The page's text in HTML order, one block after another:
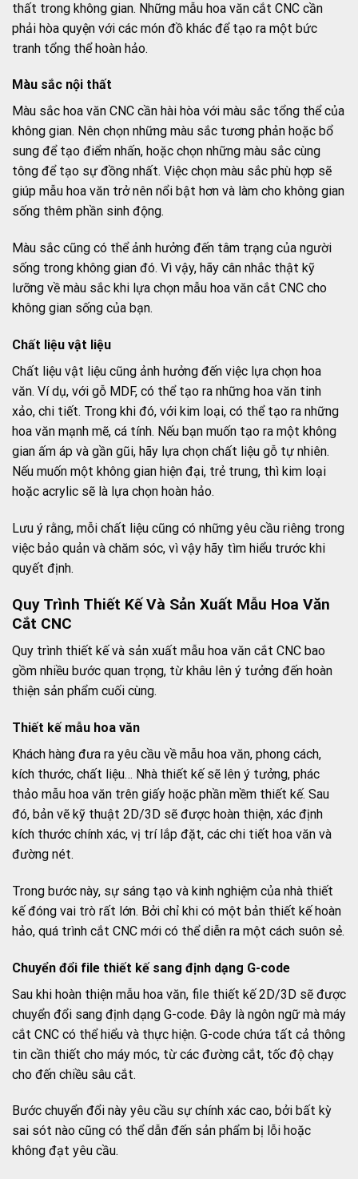
thất trong không gian. Những mẫu hoa văn cắt CNC cần
phải hòa quyện với các món đồ khác để tạo ra một bức
tranh tổng thể hoàn hảo.
Màu sắc nội thất
Màu sắc hoa văn CNC cần hài hòa với màu sắc tổng thể của
không gian. Nên chọn những màu sắc tương phản hoặc bổ
sung để tạo điểm nhấn, hoặc chọn những màu sắc cùng
tông để tạo sự đồng nhất. Việc chọn màu sắc phù hợp sẽ
giúp mẫu hoa văn trở nên nổi bật hơn và làm cho không gian
sống thêm phần sinh động.
Màu sắc cũng có thể ảnh hưởng đến tâm trạng của người
sống trong không gian đó. Vì vậy, hãy cân nhắc thật kỹ
lưỡng về màu sắc khi lựa chọn mẫu hoa văn cắt CNC cho
không gian sống của bạn.
Chất liệu vật liệu
Chất liệu vật liệu cũng ảnh hưởng đến việc lựa chọn hoa
văn. Ví dụ, với gỗ MDF, có thể tạo ra những hoa văn tinh
xảo, chi tiết. Trong khi đó, với kim loại, có thể tạo ra những
hoa văn mạnh mẽ, cá tính. Nếu bạn muốn tạo ra một không
gian ấm áp và gần gũi, hãy lựa chọn chất liệu gỗ tự nhiên.
Nếu muốn một không gian hiện đại, trẻ trung, thì kim loại
hoặc acrylic sẽ là lựa chọn hoàn hảo.
Lưu ý rằng, mỗi chất liệu cũng có những yêu cầu riêng trong
việc bảo quản và chăm sóc, vì vậy hãy tìm hiểu trước khi
quyết định.
Quy Trình Thiết Kế Và Sản Xuất Mẫu Hoa Văn
Cắt CNC
Quy trình thiết kế và sản xuất mẫu hoa văn cắt CNC bao
gồm nhiều bước quan trọng, từ khâu lên ý tưởng đến hoàn
thiện sản phẩm cuối cùng.
Thiết kế mẫu hoa văn
Khách hàng đưa ra yêu cầu về mẫu hoa văn, phong cách,
kích thước, chất liệu… Nhà thiết kế sẽ lên ý tưởng, phác
thảo mẫu hoa văn trên giấy hoặc phần mềm thiết kế. Sau
đó, bản vẽ kỹ thuật 2D/3D sẽ được hoàn thiện, xác định
kích thước chính xác, vị trí lắp đặt, các chi tiết hoa văn và
đường nét.
Trong bước này, sự sáng tạo và kinh nghiệm của nhà thiết
kế đóng vai trò rất lớn. Bởi chỉ khi có một bản thiết kế hoàn
hảo, quá trình cắt CNC mới có thể diễn ra một cách suôn sẻ.
Chuyển đổi file thiết kế sang định dạng G-code
Sau khi hoàn thiện mẫu hoa văn, file thiết kế 2D/3D sẽ được
chuyển đổi sang định dạng G-code. Đây là ngôn ngữ mà máy
cắt CNC có thể hiểu và thực hiện. G-code chứa tất cả thông
tin cần thiết cho máy móc, từ các đường cắt, tốc độ chạy
cho đến chiều sâu cắt.
Bước chuyển đổi này yêu cầu sự chính xác cao, bởi bất kỳ
sai sót nào cũng có thể dẫn đến sản phẩm bị lỗi hoặc
không đạt yêu cầu.